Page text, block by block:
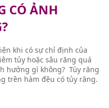
CÓ ẢNH
khi có sự chỉ định của
tủy hoặc sâu răng quá
hưởng gì không? Tủy răng
trên hàm đều có tủy răng.